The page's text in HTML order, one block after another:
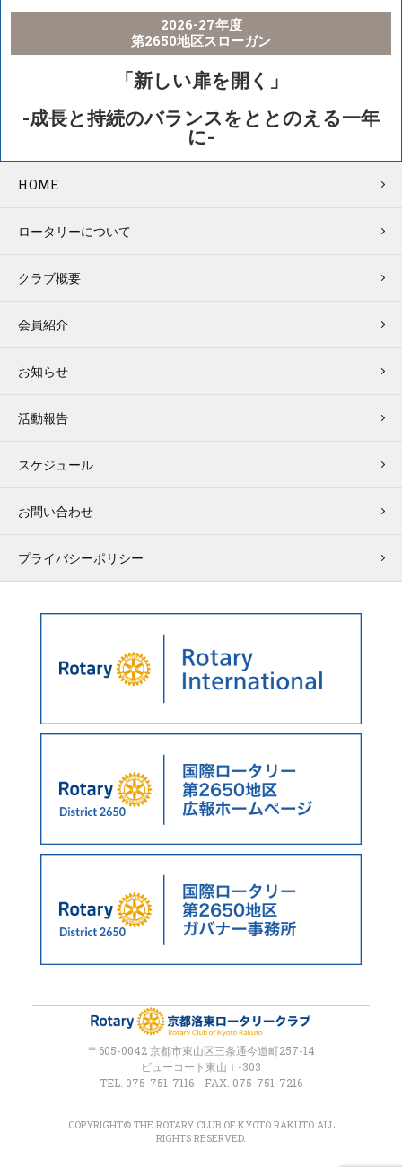
2026-27年度
第2650地区スローガン
「新しい扉を開く」
-成長と持続のバランスをととのえる一年
に-
HOME
ロータリーについて
クラブ概要
会員紹介
お知らせ
活動報告
スケジュール
お問い合わせ
プライバシーポリシー
〒605-0042 京都市東山区三条通今道町257-14
ビューコート東山Ⅰ-303
TEL. 075-751-7116 FAX. 075-751-7216
COPYRIGHT© THE ROTARY CLUB OF KYOTO RAKUTO ALL
RIGHTS RESERVED.